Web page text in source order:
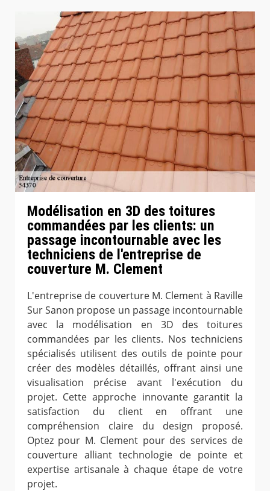
Modélisation en 3D des toitures
commandées par les clients: un
passage incontournable avec les
techniciens de l'entreprise de
couverture M. Clement
L'entreprise de couverture M. Clement à Raville
Sur Sanon propose un passage incontournable
avec la modélisation en 3D des toitures
commandées par les clients. Nos techniciens
spécialisés utilisent des outils de pointe pour
créer des modèles détaillés, offrant ainsi une
visualisation précise avant l'exécution du
projet. Cette approche innovante garantit la
satisfaction du client en offrant une
compréhension claire du design proposé.
Optez pour M. Clement pour des services de
couverture alliant technologie de pointe et
expertise artisanale à chaque étape de votre
projet.